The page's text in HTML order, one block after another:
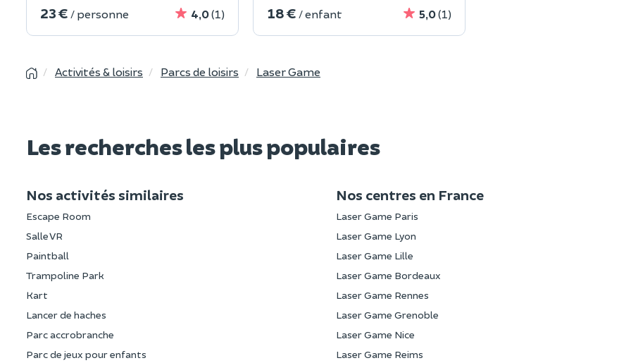
23 € / personne 4,0(1) 18 € / enfant 5,0(1)
Activités & loisirs Parcs de loisirs Laser Game
Les recherches les plus populaires
Nos activités similaires
Escape Room
Salle VR
Paintball
Trampoline Park
Kart
Lancer de haches
Parc accrobranche
Parc de jeux pour enfants
Nos centres en France
Laser Game Paris
Laser Game Lyon
Laser Game Lille
Laser Game Bordeaux
Laser Game Rennes
Laser Game Grenoble
Laser Game Nice
Laser Game Reims